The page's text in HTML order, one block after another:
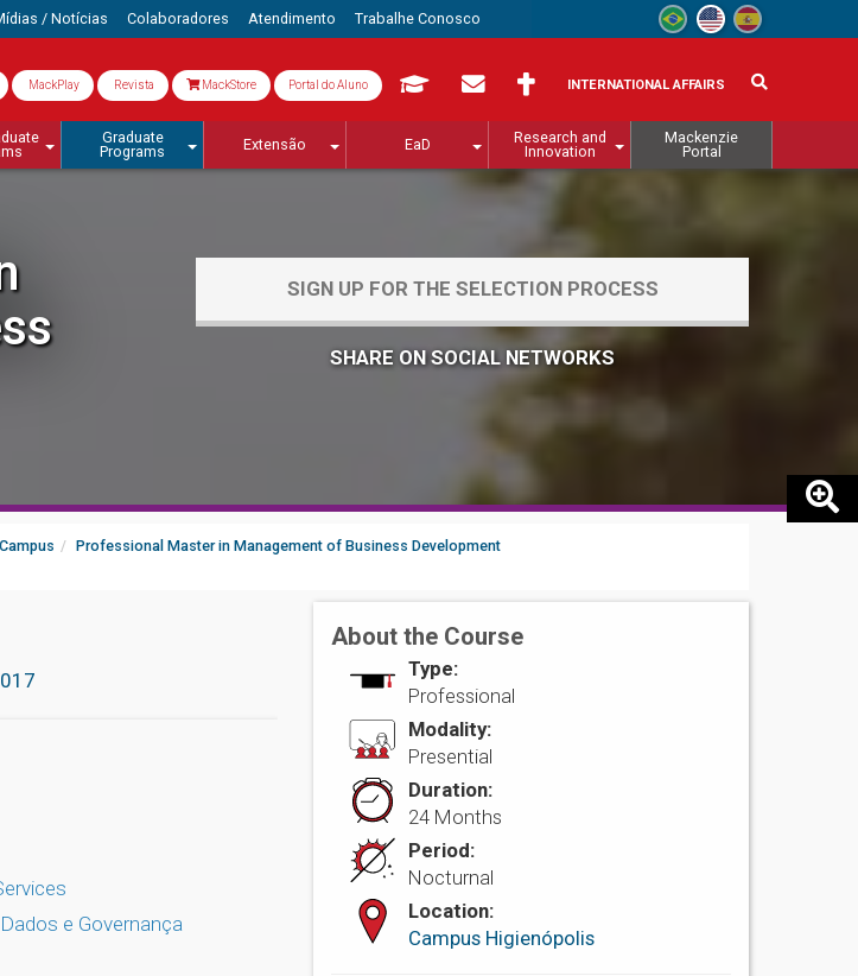
/ Notícias Colaboradores Atendimento Trabalhe Conosco
MackPlay Revista MackStore Portal do Aluno INTERNATIONAL AFFAIRS
Graduate
Programs
Extensão EaD
Research and
Innovation
Mackenzie
Portal
SIGN UP FOR THE SELECTION PROCESS
SHARE ON SOCIAL NETWORKS
Professional Master in Management of Business Development
e Governança
About the Course
Type:
Professional
Modality:
Presential
Duration:
24 Months
Period:
Nocturnal
Location:
Campus Higienópolis